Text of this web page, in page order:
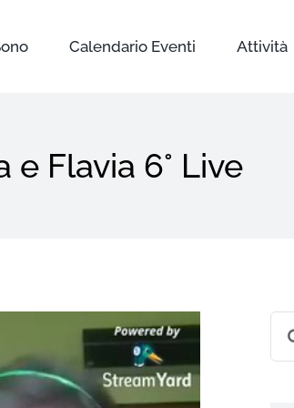
Calendario Eventi Attività
e Flavia 6° Live
for: